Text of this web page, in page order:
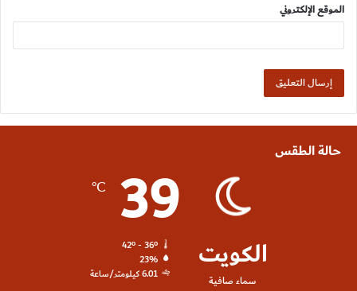
الموقع الإلكتروني
حالة الطقس
الكويت
سماء صافية
39
℃
42º - 36º
23%
6.01 كيلومتر/ساعة